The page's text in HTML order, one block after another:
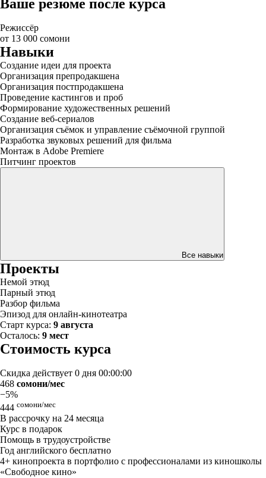
Ваше резюме после курса
Режиссёр
от 13 000 сомони
Навыки
Создание идеи для проекта
Организация препродакшена
Организация постпродакшена
Проведение кастингов и проб
Формирование художественных решений
Создание веб-сериалов
Организация съёмок и управление съёмочной группой
Разработка звуковых решений для фильма
Монтаж в Adobe Premiere
Питчинг проектов
Все навыки
Проекты
Немой этюд
Парный этюд
Разбор фильма
Эпизод для онлайн-кинотеатра
Старт курса: 9 августа
Осталось: 9 мест
Стоимость курса
Скидка действует 0 дня 00:00:00
468 сомони/мес
−5%
444 сомони/мес
В рассрочку на 24 месяца
Курс в подарок
Помощь в трудоустройстве
Год английского бесплатно
4+ кинопроекта в портфолио с профессионалами из киношколы
«Свободное кино»